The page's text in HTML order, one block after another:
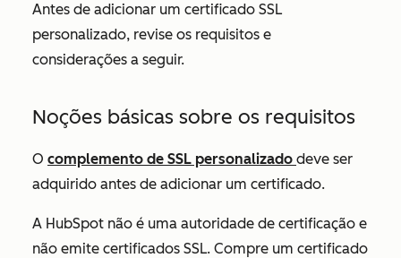
Antes de adicionar um certificado SSL
personalizado, revise os requisitos e
considerações a seguir.
Noções básicas sobre os requisitos
O complemento de SSL personalizado deve ser
adquirido antes de adicionar um certificado.
A HubSpot não é uma autoridade de certificação e
não emite certificados SSL. Compre um certificado